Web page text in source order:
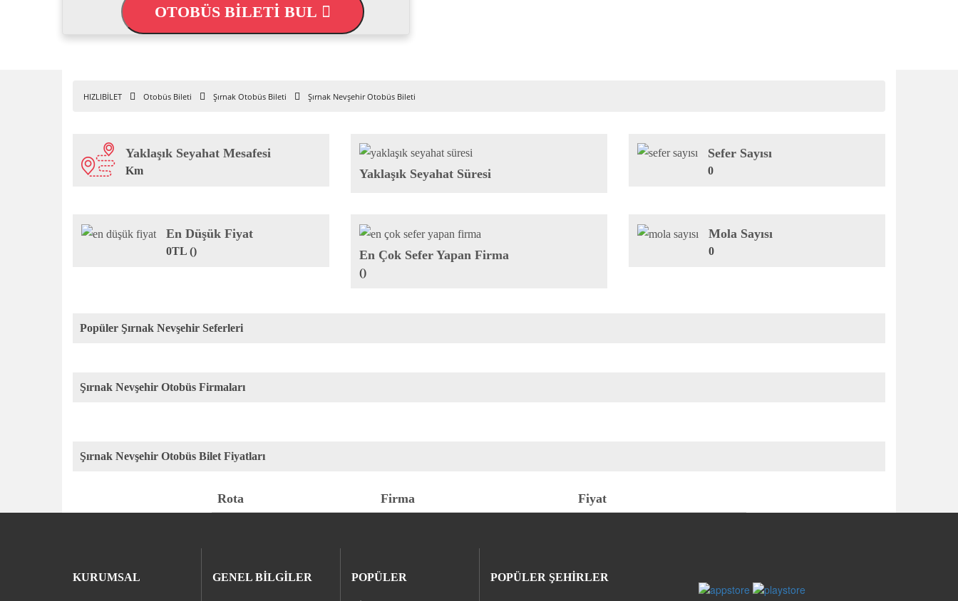
OTOBÜS BİLETİ BUL
HIZLIBİLET Otobüs Bileti Şırnak Otobüs Bileti Şırnak Nevşehir Otobüs Bileti
Yaklaşık Seyahat Mesafesi
Km Yaklaşık Seyahat Süresi
Sefer Sayısı
0
En Düşük Fiyat
0TL () En Çok Sefer Yapan Firma
()
Mola Sayısı
0
Popüler Şırnak Nevşehir Seferleri
Şırnak Nevşehir Otobüs Firmaları
Şırnak Nevşehir Otobüs Bilet Fiyatları
Rota Firma Fiyat
KURUMSAL GENEL BİLGİLER POPÜLER POPÜLER ŞEHİRLER